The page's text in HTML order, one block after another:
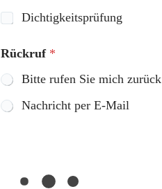
Dichtigkeitsprüfung
Rückruf *
Bitte rufen Sie mich zurück
Nachricht per E-Mail